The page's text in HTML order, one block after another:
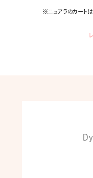
※ニュアラのカートは